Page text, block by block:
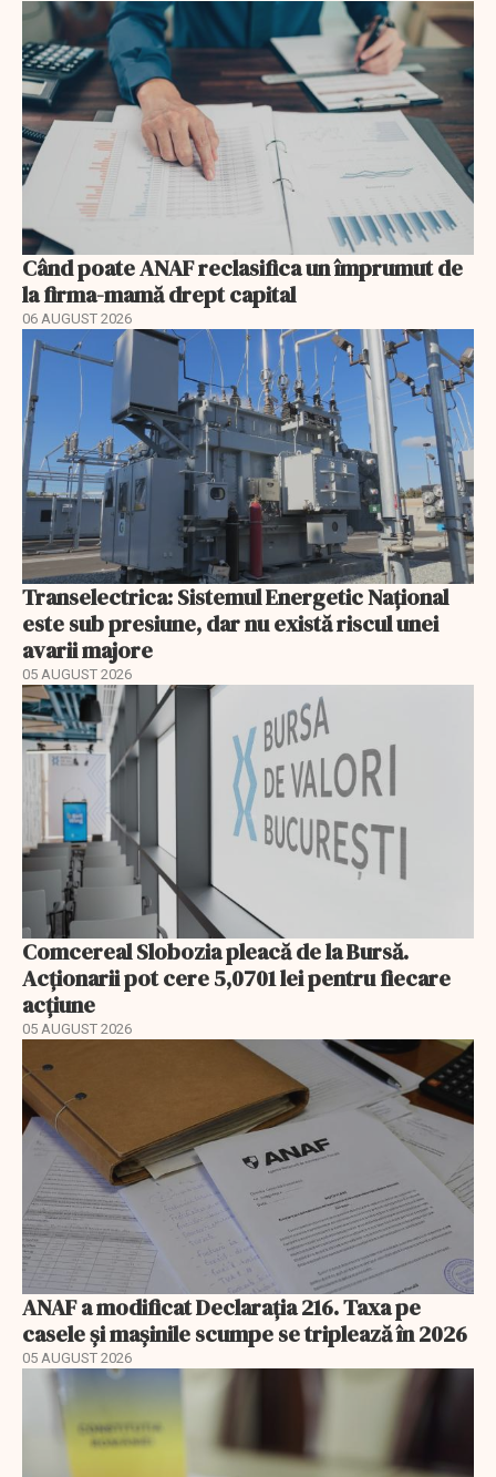
Când poate ANAF reclasifica un împrumut de
la firma-mamă drept capital
06 AUGUST 2026
Transelectrica: Sistemul Energetic Național
este sub presiune, dar nu există riscul unei
avarii majore
05 AUGUST 2026
Comcereal Slobozia pleacă de la Bursă.
Acționarii pot cere 5,0701 lei pentru fiecare
acțiune
05 AUGUST 2026
ANAF a modificat Declarația 216. Taxa pe
casele și mașinile scumpe se triplează în 2026
05 AUGUST 2026